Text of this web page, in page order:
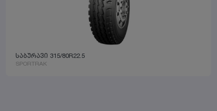
საბურავი 315/80R22.5
SPORTRAK